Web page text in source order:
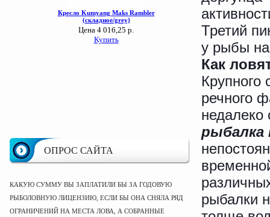
ОПРОС САЙТА
КАКУЮ СУММУ ВЫ ЗАПЛАТИЛИ БЫ ЗА ГОДОВУЮ
РЫБОЛОВНУЮ ЛИЦЕНЗИЮ, ЕСЛИ БЫ ОНА СНЯЛА РЯД
ОГРАНИЧЕНИЙ НА МЕСТА ЛОВА, А СОБРАННЫЕ
Третий
у рыбы
Как
Крупного
речного
недалеко
рыбалка
рыбалки